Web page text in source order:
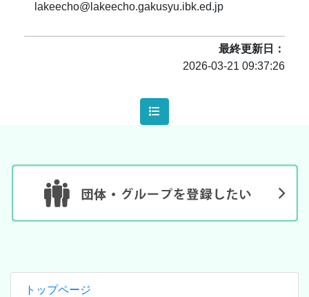
トップページ
lakeecho@lakeecho.gakusyu.ibk.ed.jp
最終更新日
2026-03-21 09:37:26